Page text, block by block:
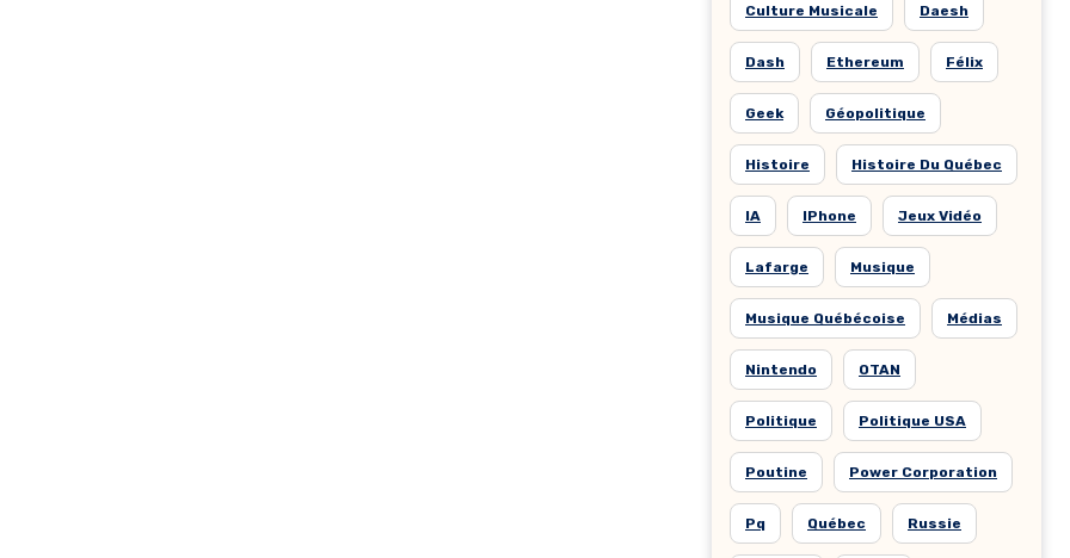
Culture Musicale Daesh
Dash Ethereum Félix
Geek Géopolitique
Histoire Histoire Du Québec
IA IPhone Jeux Vidéo
Lafarge Musique
Musique Québécoise Médias
Nintendo OTAN
Politique Politique USA
Poutine Power Corporation
Pq Québec Russie